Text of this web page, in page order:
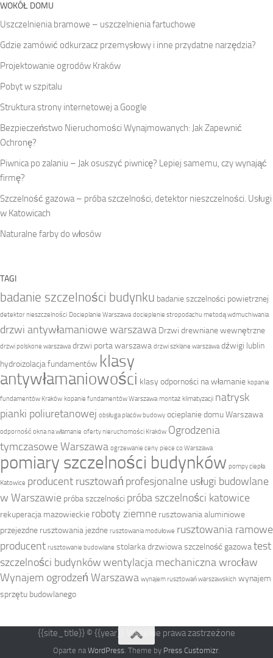
WOKÓŁ DOMU
Uszczelnienia bramowe – uszczelnienia fartuchowe
Gdzie zamówić odkurzacz przemysłowy i inne przydatne narzędzia?
Projektowanie ogrodów Kraków
Pobyt w szpitalu
Struktura strony internetowej a Google
Bezpieczeństwo Nieruchomości Wynajmowanych: Jak Zapewnić
Ochronę?
Piwnica po zalaniu – Jak osuszyć piwnicę? Lepiej samemu, czy wynająć
firmę?
Szczelność gazowa – próba szczelności, detektor nieszczelności. Usługi
w Katowicach
Naturalne farby do włosów
TAGI
badanie szczelności budynku badanie szczelności powietrznej
detektor nieszczelności Docieplanie Warszawa docieplenie stropodachu metodą wdmuchiwania
drzwi antywłamaniowe warszawa Drzwi drewniane wewnętrzne
drzwi polskone warszawa drzwi porta warszawa drzwi szklane warszawa dźwigi lublin
hydroizolacja fundamentów klasy
antywłamaniowości klasy odporności na włamanie kopanie
fundamentów Kraków kopanie fundamentów Warszawa montaż klimatyzacji natrysk
pianki poliuretanowej obsługa placów budowy ocieplanie domu Warszawa
odporność okna na włamanie oferty nieruchomości Kraków Ogrodzenia
tymczasowe Warszawa ogrzewanie ceny piece co Warszawa
pomiary szczelności budynków pompy ciepła
Katowice producent rusztowań profesjonalne usługi budowlane
w Warszawie próba szczelności próba szczelności katowice
rekuperacja mazowieckie roboty ziemne rusztowania aluminiowe
przejezdne rusztowania jezdne rusztowania modułowe rusztowania ramowe
producent rusztowanie budowlane stolarka drzwiowaszczelność gazowatest
szczelności budynkówwentylacja mechaniczna wrocław
Wynajem ogrodzeń Warszawa wynajem rusztowań warszawskich wynajem
sprzętu budowlanego
{{site_title}} © {{year}}. Wszelkie prawa zastrzeżone
Oparte na WordPress . Theme by Press Customizr.